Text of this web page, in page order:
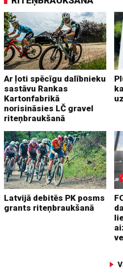
Ar ļoti spēcīgu dalībnieku
sastāvu Rankas
Kartonfabrikā
norisināsies LČ gravel
riteņbraukšanā
Latvijā debitēs PK posms
grants riteņbraukšanā